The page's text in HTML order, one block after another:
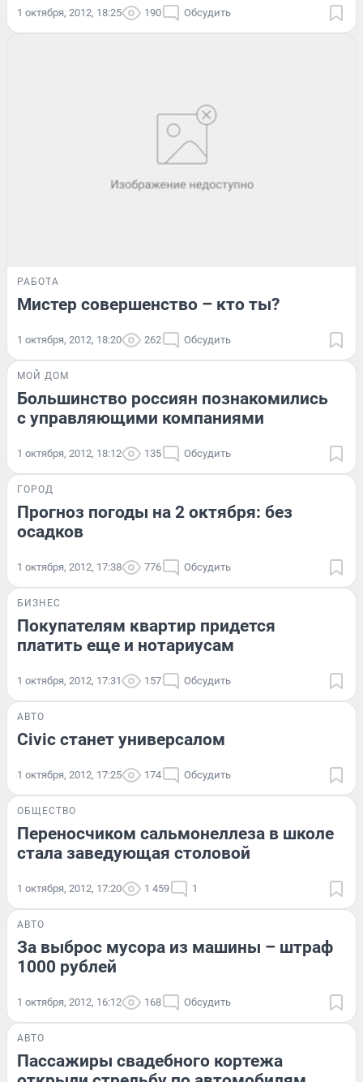
1 октября, 2012, 18:25 190 Обсудить
РАБОТА
Мистер совершенство – кто ты?
1 октября, 2012, 18:20 262 Обсудить
МОЙ ДОМ
Большинство россиян познакомились
с управляющими компаниями
1 октября, 2012, 18:12 135 Обсудить
ГОРОД
Прогноз погоды на 2 октября: без
осадков
1 октября, 2012, 17:38 776 Обсудить
БИЗНЕС
Покупателям квартир придется
платить еще и нотариусам
1 октября, 2012, 17:31 157 Обсудить
АВТО
Civic станет универсалом
1 октября, 2012, 17:25 174 Обсудить
ОБЩЕСТВО
Переносчиком сальмонеллеза в школе
стала заведующая столовой
1 октября, 2012, 17:20 1 459 1
АВТО
За выброс мусора из машины – штраф
1000 рублей
1 октября, 2012, 16:12 168 Обсудить
АВТО
Пассажиры свадебного кортежа